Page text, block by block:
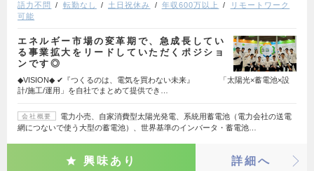
語力不問
転勤なし 土日祝休み 年収600万以上
リモートワーク
可能
エネルギー市場の変革期で、急成長してい
る事業拡大をリードしていただくポジショ
ンです◎
◆VISION◆ ✔︎『つくるのは、電気を買わない未来』 「太陽光×蓄電池×設
計/施工/運用」を自社でまとめて提供でき…
会社概要
電力小売、自家消費型太陽光発電、系統用蓄電池（電力会社の送電
網につないで使う大型の蓄電池）、世界基準のインバータ・蓄電池…
興味あり 詳細へ